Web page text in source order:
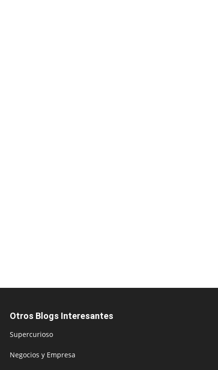
Otros Blogs Interesantes
Supercurioso
Negocios y Empresa